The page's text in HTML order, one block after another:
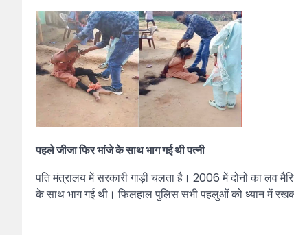
पहले जीजा फिर भांजे के साथ भाग गई थी पत्नी
पति मंत्रालय में सरकारी गाड़ी चलता है। 2006 में दोनों का लव
के साथ भाग गई थी। फिलहाल पुलिस सभी पहलुओं को ध्यान में